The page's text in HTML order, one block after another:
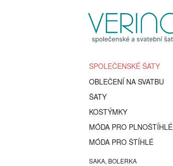
SPOLEČENSKÉ ŠATY
OBLEČENÍ NA SVATBU
ŠATY
KOSTÝMKY
MÓDA PRO PLNOŠTÍHLÉ
MÓDA PRO ŠTÍHLÉ
SAKA, BOLERKA